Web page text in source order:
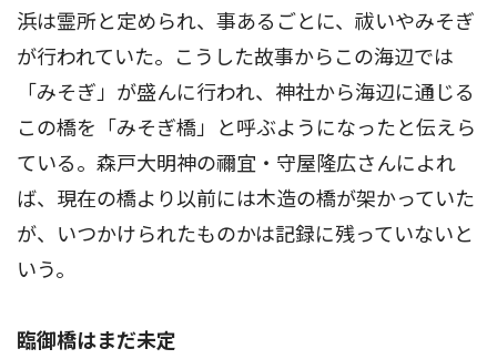
浜は霊所と定められ、事あるごとに、祓いやみそぎ
が行われていた。こうした故事からこの海辺では
「みそぎ」が盛んに行われ、神社から海辺に通じる
この橋を「みそぎ橋」と呼ぶようになったと伝えら
ている。森戸大明神の禰宜・守屋隆広さんによれ
ば、現在の橋より以前には木造の橋が架かっていた
が、いつかけられたものかは記録に残っていないと
いう。
臨御橋はまだ未定